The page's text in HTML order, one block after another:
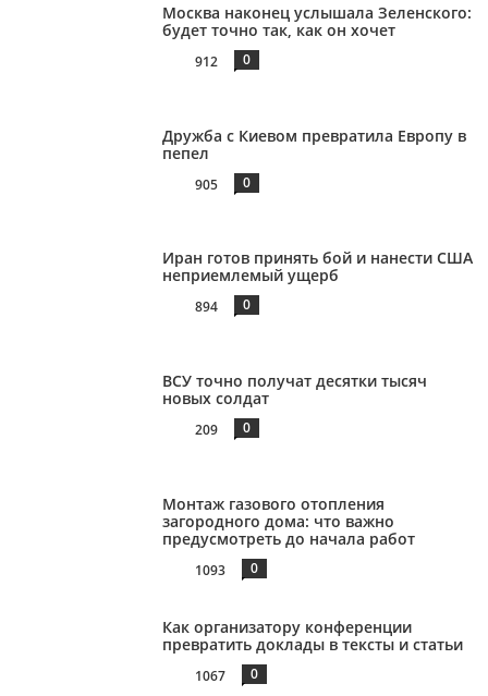
Москва наконец услышала Зеленского:
будет точно так, как он хочет
912 0
Дружба с Киевом превратила Европу в
пепел
905 0
Иран готов принять бой и нанести США
неприемлемый ущерб
894 0
ВСУ точно получат десятки тысяч
новых солдат
209 0
Монтаж газового отопления
загородного дома: что важно
предусмотреть до начала работ
1093 0
Как организатору конференции
превратить доклады в тексты и статьи
1067 0